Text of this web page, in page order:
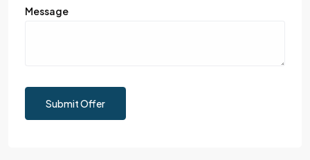
Message
Submit Offer